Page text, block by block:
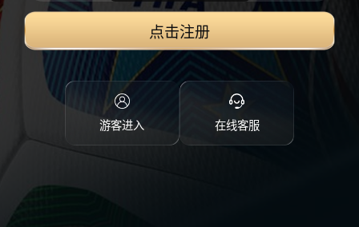
点击注册
游客进入 在线客服